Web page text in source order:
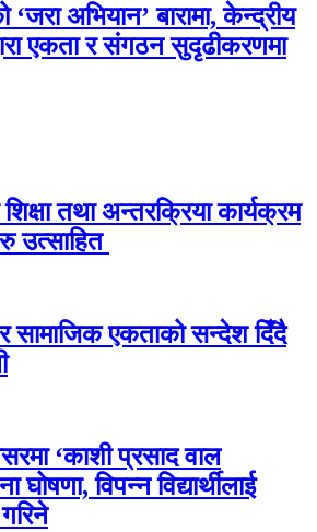
अभियान’ बारामा, केन्द्रीय
एकता र संगठन सुदृढीकरणमा
तथा अन्तरक्रिया कार्यक्रम
उत्साहित
र सामाजिक एकताको सन्देश दिँदै
‘काशी प्रसाद वाल
घोषणा, विपन्न विद्यार्थीलाई